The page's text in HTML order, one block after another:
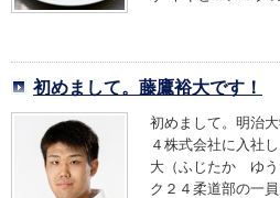
初めまして。藤鷹裕大です！
初めまして。明治
４株式会社に入社
大（ふじたか ゆう
ク２４柔道部の一